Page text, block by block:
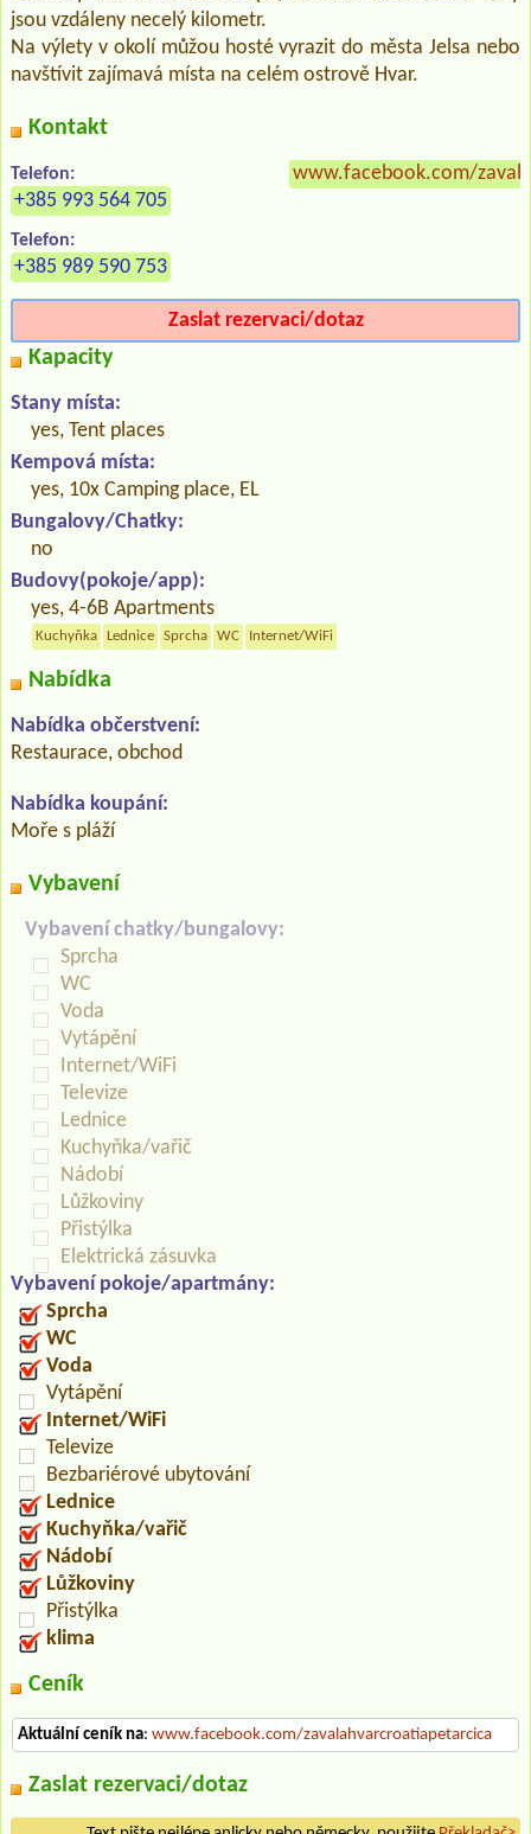
jsou vzdáleny necelý kilometr.
Na výlety v okolí můžou hosté vyrazit do města Jelsa nebo
navštívit zajímavá místa na celém ostrově Hvar.
Kontakt
Telefon:
+385 993 564 705
Telefon:
+385 989 590 753
www.facebook.com/
Zaslat rezervaci/dotaz
Kapacity
Stany místa:
yes, Tent places
Kempová místa:
yes, 10x Camping place, EL
Bungalovy/Chatky:
no
Budovy(pokoje/app):
yes, 4-6B Apartments
Kuchyňka Lednice Sprcha WC Internet/WiFi
Nabídka
Nabídka občerstvení:
Restaurace, obchod
Nabídka koupání:
Moře s pláží
Vybavení
Vybavení chatky/bungalovy:
Sprcha
WC
Voda
Vytápění
Internet/WiFi
Televize
Lednice
Kuchyňka/vařič
Nádobí
Lůžkoviny
Přistýlka
Elektrická zásuvka
Vybavení pokoje/apartmány:
Sprcha
WC
Voda
Vytápění
Internet/WiFi
Televize
Bezbariérové ubytování
Lednice
Kuchyňka/vařič
Nádobí
Lůžkoviny
Přistýlka
klima
Ceník
Aktuální ceník na: www.facebook.com/zavalahvarcroatiapetarcica
Zaslat rezervaci/dotaz